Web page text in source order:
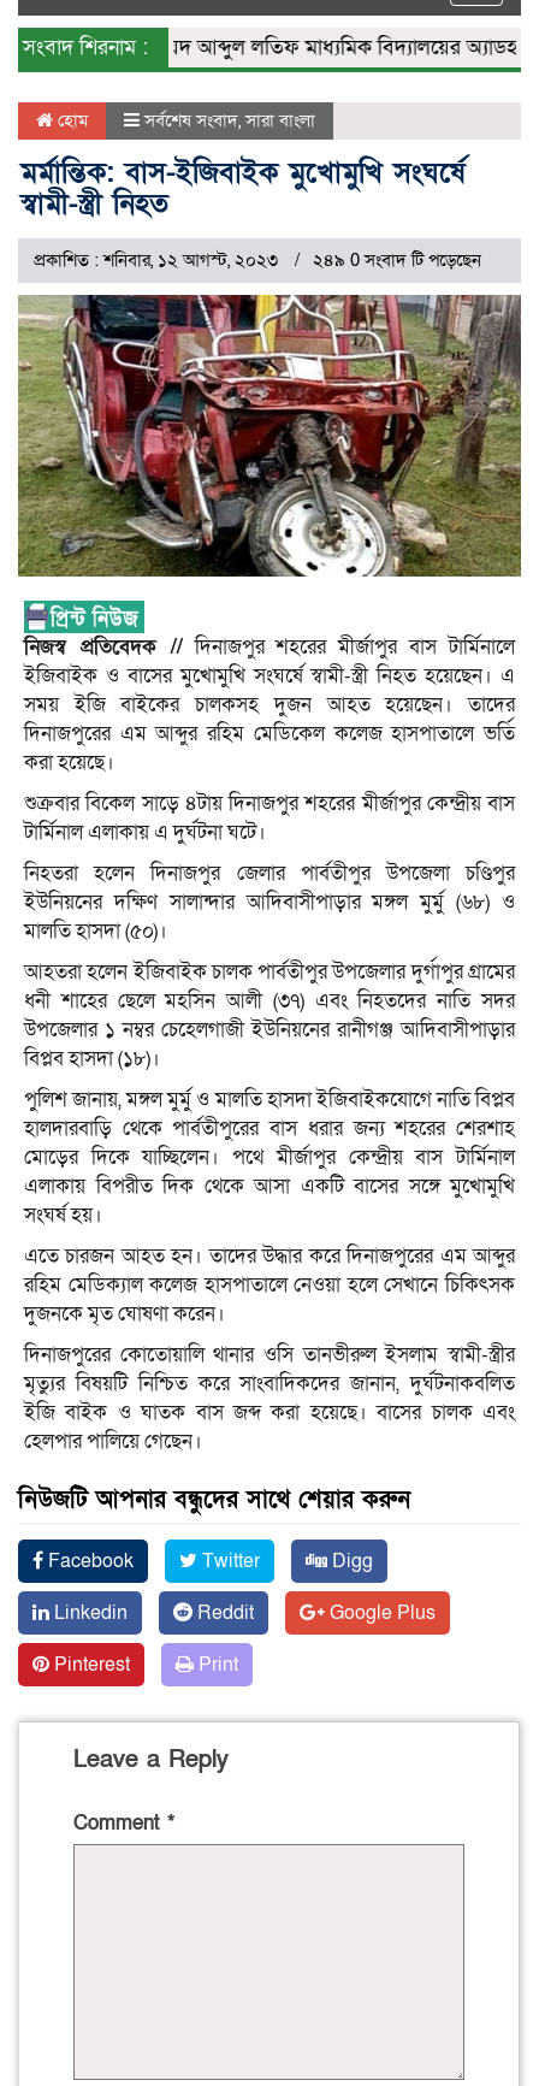
সংবাদ শিরনাম :
রায়াপুর সৈয়দ আব্দুল লতিফ মাধ্যমিক বিদ্যালয়ের অ্যাডহক
হোম সর্বশেষ সংবাদ,সারা বাংলা
মর্মান্তিক: বাস-ইজিবাইক মুখোমুখি সংঘর্ষে
স্বামী-স্ত্রী নিহত
প্রকাশিত : শনিবার, ১২ আগস্ট, ২০২৩ ২৪৯ 0 সংবাদ টি পড়েছেন
নিজস্ব প্রতিবেদক //দিনাজপুর শহরের মীর্জাপুর বাস টার্মিনালে
ইজিবাইক ও বাসের মুখোমুখি সংঘর্ষে স্বামী-স্ত্রী নিহত হয়েছেন। এ
সময় ইজি বাইকের চালকসহ দুজন আহত হয়েছেন। তাদের
দিনাজপুরের এম আব্দুর রহিম মেডিকেল কলেজ হাসপাতালে ভর্তি
করা হয়েছে।
শুক্রবার বিকেল সাড়ে ৪টায় দিনাজপুর শহরের মীর্জাপুর কেন্দ্রীয় বাস
টার্মিনাল এলাকায় এ দুর্ঘটনা ঘটে।
নিহতরা হলেন দিনাজপুর জেলার পার্বতীপুর উপজেলা চণ্ডিপুর
ইউনিয়নের দক্ষিণ সালান্দার আদিবাসীপাড়ার মঙ্গল মুর্মু (৬৮) ও
মালতি হাসদা (৫০)।
আহতরা হলেন ইজিবাইক চালক পার্বতীপুর উপজেলার দুর্গাপুর গ্রামের
ধনী শাহের ছেলে মহসিন আলী (৩৭) এবং নিহতদের নাতি সদর
উপজেলার ১ নম্বর চেহেলগাজী ইউনিয়নের রানীগঞ্জ আদিবাসীপাড়ার
বিপ্লব হাসদা (১৮)।
পুলিশ জানায়, মঙ্গল মুর্মু ও মালতি হাসদা ইজিবাইকযোগে নাতি বিপ্লব
হালদারবাড়ি থেকে পার্বতীপুরের বাস ধরার জন্য শহরের শেরশাহ
মোড়ের দিকে যাচ্ছিলেন। পথে মীর্জাপুর কেন্দ্রীয় বাস টার্মিনাল
এলাকায় বিপরীত দিক থেকে আসা একটি বাসের সঙ্গে মুখোমুখি
সংঘর্ষ হয়।
এতে চারজন আহত হন। তাদের উদ্ধার করে দিনাজপুরের এম আব্দুর
রহিম মেডিক্যাল কলেজ হাসপাতালে নেওয়া হলে সেখানে চিকিৎসক
দুজনকে মৃত ঘোষণা করেন।
দিনাজপুরের কোতোয়ালি থানার ওসি তানভীরুল ইসলাম স্বামী-স্ত্রীর
মৃত্যুর বিষয়টি নিশ্চিত করে সাংবাদিকদের জানান, দুর্ঘটনাকবলিত
ইজি বাইক ও ঘাতক বাস জব্দ করা হয়েছে। বাসের চালক এবং
হেলপার পালিয়ে গেছেন।
নিউজটি আপনার বন্ধুদের সাথে শেয়ার করুন
Facebook Twitter
Digg
Linkedin
Reddit
Google Plus
Pinterest
Print
Leave a Reply
Comment *